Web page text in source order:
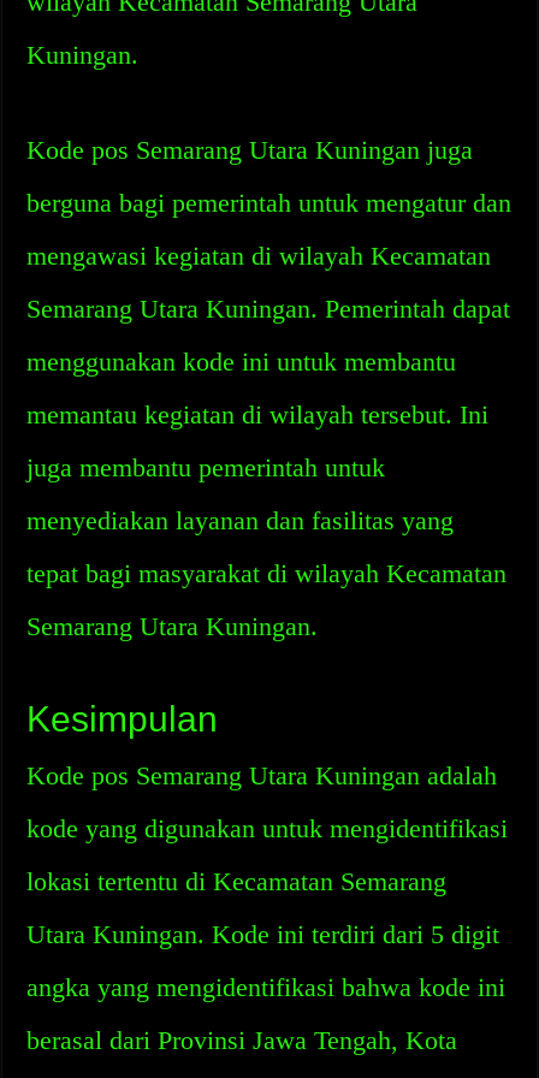
Kuningan.
Kode pos Semarang Utara Kuningan juga
berguna bagi pemerintah untuk mengatur dan
mengawasi kegiatan di wilayah Kecamatan
Semarang Utara Kuningan. Pemerintah dapat
menggunakan kode ini untuk membantu
memantau kegiatan di wilayah tersebut. Ini
juga membantu pemerintah untuk
menyediakan layanan dan fasilitas yang
tepat bagi masyarakat di wilayah Kecamatan
Semarang Utara Kuningan.
Kesimpulan
Kode pos Semarang Utara Kuningan adalah
kode yang digunakan untuk mengidentifikasi
lokasi tertentu di Kecamatan Semarang
Utara Kuningan. Kode ini terdiri dari 5 digit
angka yang mengidentifikasi bahwa kode ini
berasal dari Provinsi Jawa Tengah, Kota